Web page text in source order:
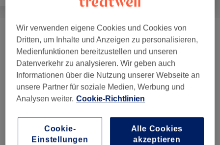
Augenbrauen & Wimpern (15) ab 5 €
Wimpernverlängerungen (5) ab 55 €
Gesichtsbehandlungen (2) ab 149 €
Permanent Make-Up ab 160 €
Wir verwenden eigene Cookies und Cookies von
Dritten, um Inhalte und Anzeigen zu personalisieren,
Medienfunktionen bereitzustellen und unseren
Datenverkehr zu analysieren. Wir geben auch
Informationen über die Nutzung unserer Webseite an
unsere Partner für soziale Medien, Werbung und
Analysen weiter. Cookie-Richtlinien
Cookie-
Einstellungen
Alle Cookies
akzeptieren